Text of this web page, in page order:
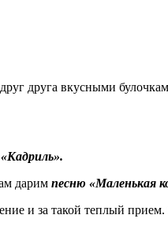
друга вкусными
дарим песню «Маленькая
и за такой теплый прием.